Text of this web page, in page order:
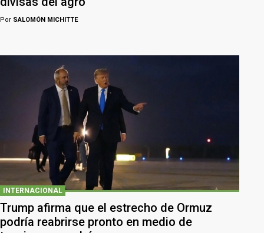
Por SALOMÓN MICHITTE
INTERNACIONAL
Trump afirma que el estrecho de Ormuz
podría reabrirse pronto en medio de